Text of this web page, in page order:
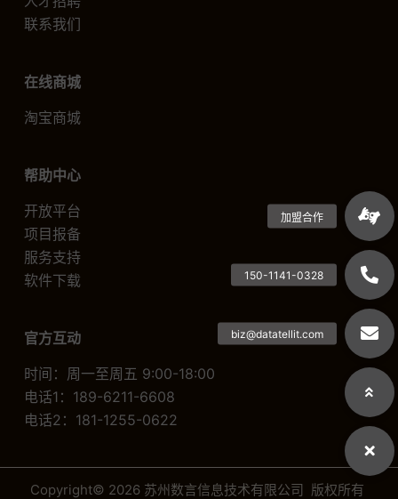
联系我们
在线商城
淘宝商城
帮助中心
开放平台
项目报备
服务支持
软件下载
官方互动
时间：周一至周五 9:00-18:00
电话1：189-6211-6608
电话2：181-1255-0622
Copyright© 2026 苏州数言信息技术有限公司 版权所有